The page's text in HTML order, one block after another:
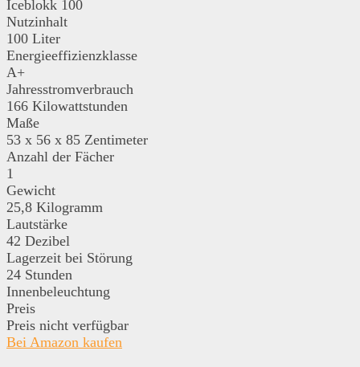
Iceblokk 100
Nutzinhalt
100 Liter
Energieeffizienzklasse
A+
Jahresstromverbrauch
166 Kilowattstunden
Maße
53 x 56 x 85 Zentimeter
Anzahl der Fächer
1
Gewicht
25,8 Kilogramm
Lautstärke
42 Dezibel
Lagerzeit bei Störung
24 Stunden
Innenbeleuchtung
Preis
Preis nicht verfügbar
Bei Amazon kaufen